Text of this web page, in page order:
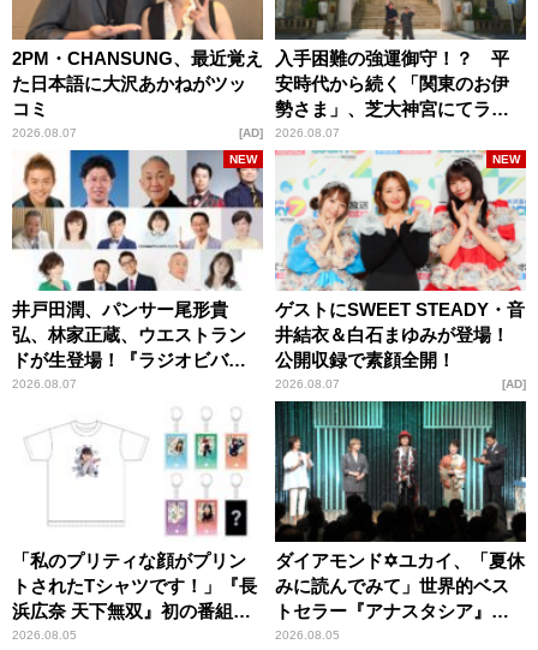
2PM・CHANSUNG、最近覚え
た日本語に大沢あかねがツッ
コミ
2026.08.07 AD
入手困難の強運御守！？ 平
安時代から続く「関東のお伊
勢さま」、芝大神宮にてラン
パンプスが合格祈願！
2026.08.07
井戸田潤、パンサー尾形貴
弘、林家正蔵、ウエストラン
ドが生登場！『ラジオビバリ
ー昼ズ』
2026.08.07
NEW
ゲストにSWEET STEADY・音
井結衣＆白石まゆみが登場！
公開収録で素顔全開！
2026.08.07
NEW
AD
「私のプリティな顔がプリン
トされたTシャツです！」『長
浜広奈 天下無双』初の番組グ
ッズ発売
2026.08.05
ダイアモンド✡ユカイ、「夏休
みに読んでみて」世界的ベス
トセラー『アナスタシア』を
紹介
2026.08.05